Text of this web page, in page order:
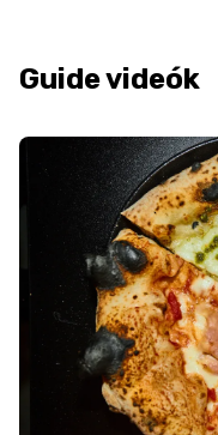
Guide videók